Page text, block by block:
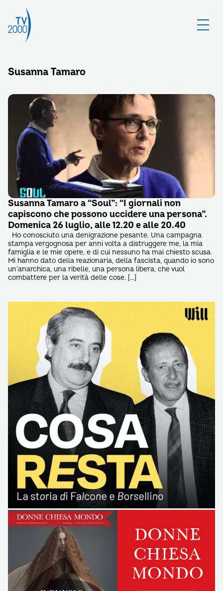
Susanna Tamaro
Susanna Tamaro a “Soul”: “I giornali non
capiscono che possono uccidere una persona”.
Domenica 26 luglio, alle 12.20 e alle 20.40
Ho conosciuto una denigrazione pesante. Una campagna
stampa vergognosa per anni volta a distruggere me, la mia
famiglia e le mie opere, e di cui nessuno ha mai chiesto scusa.
Mi hanno dato della reazionaria, della fascista, quando io sono
un’anarchica, una ribelle, una persona libera, che vuol
combattere per la verità delle cose. […]